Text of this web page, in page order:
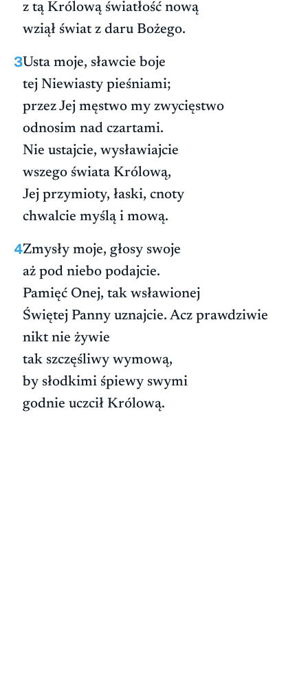
z tą Królową światłość nową
wziął świat z daru Bożego.
3Usta moje, sławcie boje
tej Niewiasty pieśniami;
przez Jej męstwo my zwycięstwo
odnosim nad czartami.
Nie ustajcie, wysławiajcie
wszego świata Królową,
Jej przymioty, łaski, cnoty
chwalcie myślą i mową.
4Zmysły moje, głosy swoje
aż pod niebo podajcie.
Pamięć Onej, tak wsławionej
Świętej Panny uznajcie. Acz prawdziwie
nikt nie żywie
tak szczęśliwy wymową,
by słodkimi śpiewy swymi
godnie uczcił Królową.